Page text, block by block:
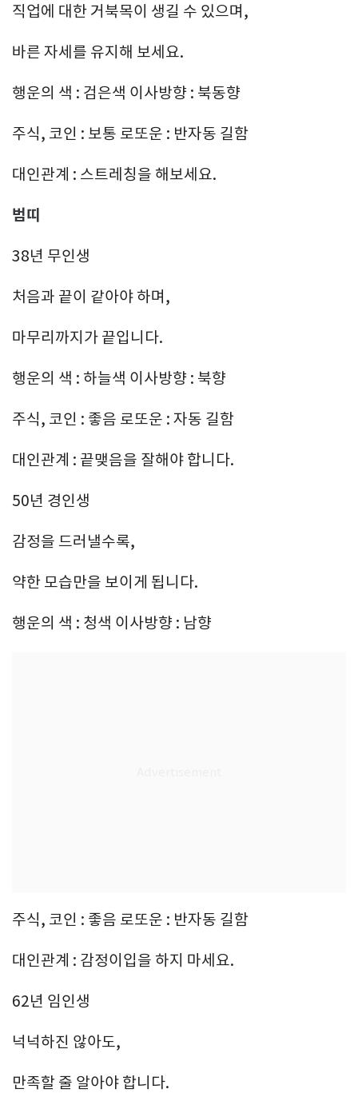
직업에 대한 거북목이 생길 수 있으며,
바른 자세를 유지해 보세요.
행운의 색 : 검은색 이사방향 : 북동향
주식, 코인 : 보통 로또운 : 반자동 길함
대인관계 : 스트레칭을 해보세요.
범띠
38년 무인생
처음과 끝이 같아야 하며,
마무리까지가 끝입니다.
행운의 색 : 하늘색 이사방향 : 북향
주식, 코인 : 좋음 로또운 : 자동 길함
대인관계 : 끝맺음을 잘해야 합니다.
50년 경인생
감정을 드러낼수록,
약한 모습만을 보이게 됩니다.
행운의 색 : 청색 이사방향 : 남향
주식, 코인 : 좋음 로또운 : 반자동 길함
대인관계 : 감정이입을 하지 마세요.
62년 임인생
넉넉하진 않아도,
만족할 줄 알아야 합니다.